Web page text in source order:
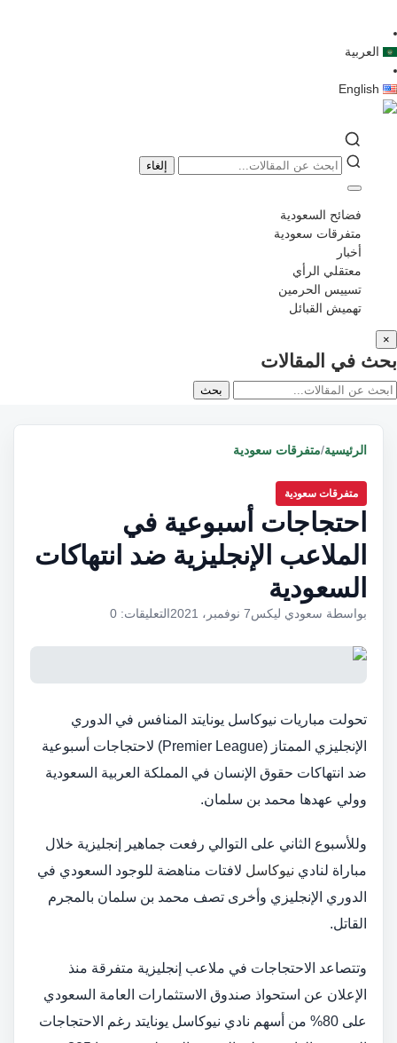
العربية
English
إلغاء
فضائح السعودية
متفرقات سعودية
أخبار
معتقلي الرأي
تسييس الحرمين
تهميش القبائل
×
بحث في المقالات
بحث
الرئيسية/متفرقات سعودية
متفرقات سعودية
احتجاجات أسبوعية في
الملاعب الإنجليزية ضد انتهاكات
السعودية
بواسطة سعودي ليكس7 نوفمبر، 2021 التعليقات: 0
تحولت مباريات نيوكاسل يونايتد المنافس في الدوري
الإنجليزي الممتاز (Premier League)‏ لاحتجاجات أسبوعية
ضد انتهاكات حقوق الإنسان في المملكة العربية السعودية
وولي عهدها محمد بن سلمان.
وللأسبوع الثاني على التوالي رفعت جماهير إنجليزية خلال
مباراة لنادي نيوكاسل لافتات مناهضة للوجود السعودي في
الدوري الإنجليزي وأخرى تصف محمد بن سلمان بالمجرم
القاتل.
وتتصاعد الاحتجاجات في ملاعب إنجليزية متفرقة منذ
الإعلان عن استحواذ صندوق الاستثمارات العامة السعودي
على 80% من أسهم نادي نيوكاسل يونايتد رغم الاحتجاجات